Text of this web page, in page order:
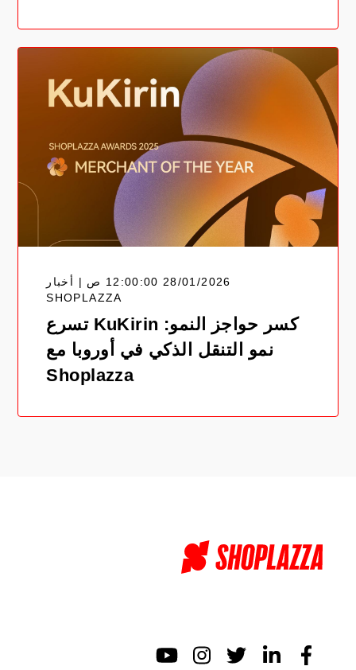
28/01/2026 12:00:00 ص | أخبار
SHOPLAZZA
كسر حواجز النمو: KuKirin تسرع
نمو التنقل الذكي في أوروبا مع
Shoplazza